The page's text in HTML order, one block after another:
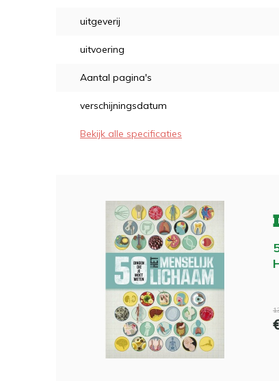
uitgeverij
uitvoering
Aantal pagina's
verschijningsdatum
Bekijk alle specificaties